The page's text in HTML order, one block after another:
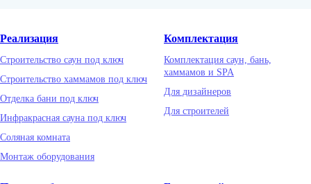
Реализация
Строительство саун под ключ
Строительство хаммамов под ключ
Отделка бани под ключ
Инфракрасная сауна под ключ
Соляная комната
Монтаж оборудования
Комплектация
Комплектация саун, бань,
хаммамов и SPA
Для дизайнеров
Для строителей